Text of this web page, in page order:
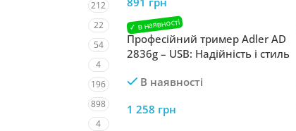
212
22
54
4
196
898
4
Професійний тример Adler AD
2836g – USB: Надійність і стиль
В наявності
1 258 грн